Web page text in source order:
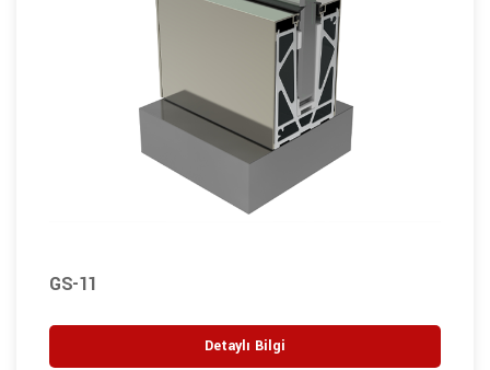
GS-11
Detaylı Bilgi